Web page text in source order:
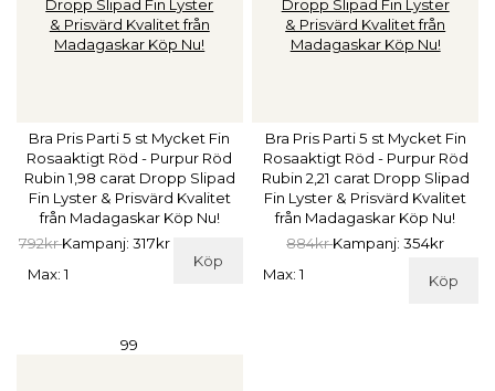
Bra Pris Parti 5 st Mycket Fin
Rosaaktigt Röd - Purpur Röd
Rubin 1,98 carat Dropp Slipad
Fin Lyster & Prisvärd Kvalitet
från Madagaskar Köp Nu!
792krKampanj: 317kr
Köp
Max: 1
Bra Pris Parti 5 st Mycket Fin
Rosaaktigt Röd - Purpur Röd
Rubin 2,21 carat Dropp Slipad
Fin Lyster & Prisvärd Kvalitet
från Madagaskar Köp Nu!
884krKampanj: 354kr
Köp
Max: 1
99